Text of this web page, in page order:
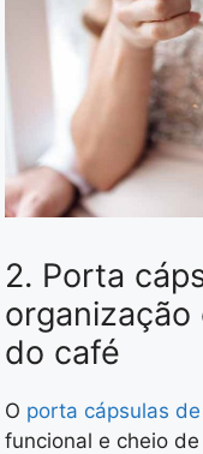
2. Porta
do café
O porta cápsulas
funcional e cheio